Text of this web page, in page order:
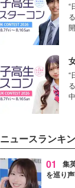
“
“
ニュースランキ
01
集
を巡り